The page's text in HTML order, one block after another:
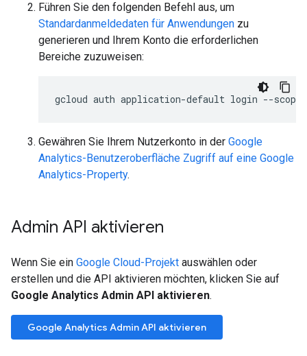
Führen Sie den folgenden Befehl aus, um
Standardanmeldedaten für Anwendungen zu
generieren und Ihrem Konto die erforderlichen
Bereiche zuzuweisen:
gcloud auth application-default login --scopes
Gewähren Sie Ihrem Nutzerkonto in der Google
Analytics-Benutzeroberfläche Zugriff auf eine Google
Analytics-Property.
Admin API aktivieren
Wenn Sie ein Google Cloud-Projekt auswählen oder
erstellen und die API aktivieren möchten, klicken Sie auf
Google Analytics Admin API aktivieren.
Google Analytics Admin API aktivieren